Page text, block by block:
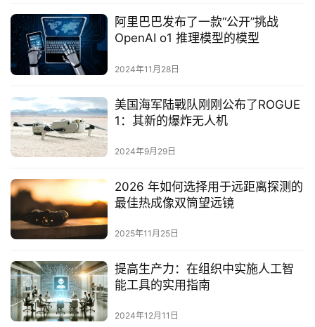
阿里巴巴发布了一款“公开”挑战
OpenAI o1 推理模型的模型
2024年11月28日
美国海军陆戰队刚刚公布了ROGUE
1：其新的爆炸无人机
2024年9月29日
2026 年如何选择用于远距离探测的
最佳热成像双筒望远镜
2025年11月25日
提高生产力：在组织中实施人工智
能工具的实用指南
2024年12月11日